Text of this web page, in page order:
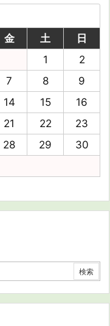
金 土
日
1
2
7 8
9
14 15
16
21 22
23
28 29
30